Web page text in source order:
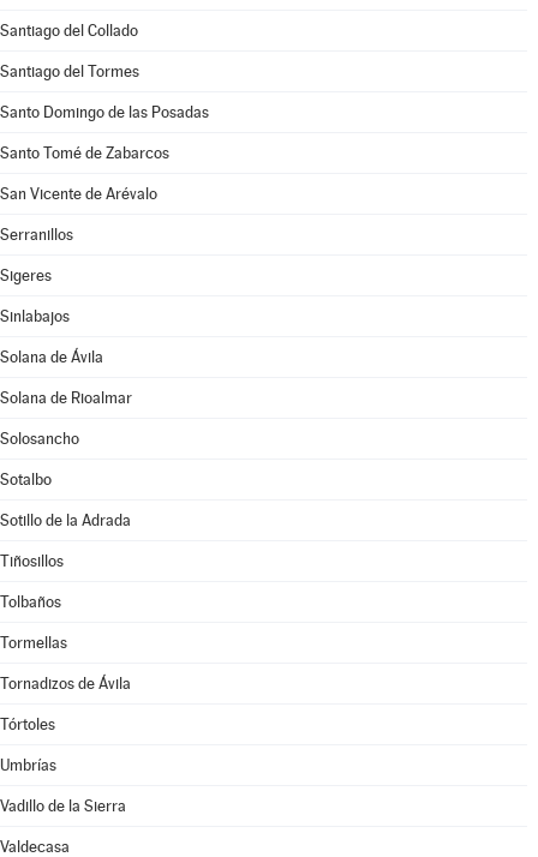
Santiago del Collado
Santiago del Tormes
Santo Domingo de las Posadas
Santo Tomé de Zabarcos
San Vicente de Arévalo
Serranillos
Sigeres
Sinlabajos
Solana de Ávila
Solana de Rioalmar
Solosancho
Sotalbo
Sotillo de la Adrada
Tiñosillos
Tolbaños
Tormellas
Tornadizos de Ávila
Tórtoles
Umbrías
Vadillo de la Sierra
Valdecasa